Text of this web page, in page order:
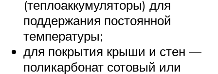
(теплоаккумуляторы) для
поддержания постоянной
температуры;
для покрытия крыши и стен —
поликарбонат сотовый или